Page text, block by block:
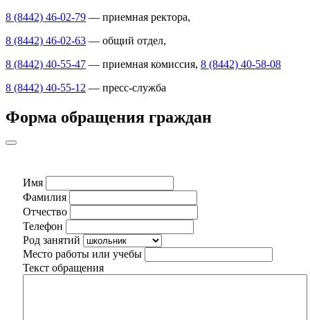
8 (8442) 46-02-79 — приемная ректора,
8 (8442) 46-02-63 — общий отдел,
8 (8442) 40-55-47 — приемная комиссия, 8 (8442) 40-58-08
8 (8442) 40-55-12 — пресс-служба
Форма обращения граждан
Имя
Фамилия
Отчество
Телефон
Род занятий
Место работы или учебы
Текст обращения